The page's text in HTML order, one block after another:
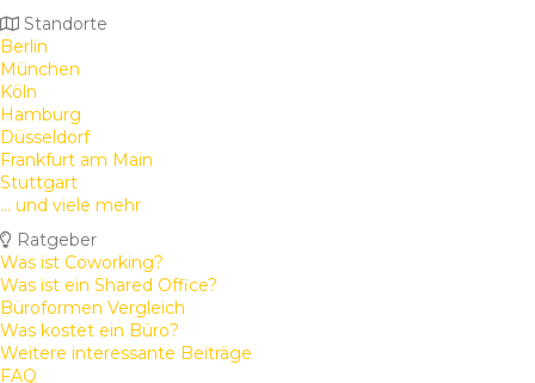
Standorte
Berlin
München
Köln
Hamburg
Düsseldorf
Frankfurt am Main
Stuttgart
... und viele mehr
Ratgeber
Was ist Coworking?
Was ist ein Shared Office?
Büroformen Vergleich
Was kostet ein Büro?
Weitere interessante Beiträge
FAQ